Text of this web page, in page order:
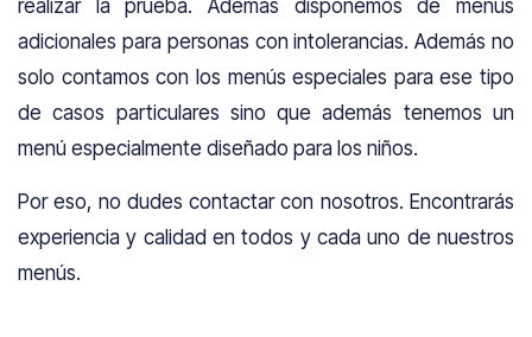
realizar la prueba. Además disponemos de menús
adicionales para personas con intolerancias. Además no
solo contamos con los menús especiales para ese tipo
de casos particulares sino que además tenemos un
menú especialmente diseñado para los niños.
Por eso, no dudes contactar con nosotros. Encontrarás
experiencia y calidad en todos y cada uno de nuestros
menús.